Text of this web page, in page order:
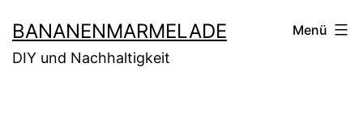
Inhalt
springen
BANANENMARMELADE
DIY und Nachhaltigkeit
Menü